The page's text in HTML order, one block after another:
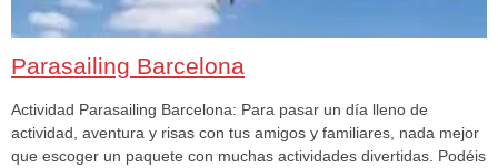
Parasailing Barcelona
Actividad Parasailing Barcelona: Para pasar un día lleno de
actividad, aventura y risas con tus amigos y familiares, nada mejor
que escoger un paquete con muchas actividades divertidas. Podéis